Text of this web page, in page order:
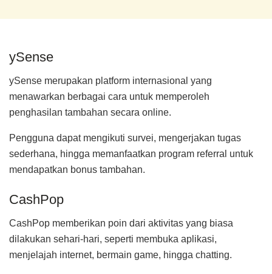
ySense
ySense merupakan platform internasional yang
menawarkan berbagai cara untuk memperoleh
penghasilan tambahan secara online.
Pengguna dapat mengikuti survei, mengerjakan tugas
sederhana, hingga memanfaatkan program referral untuk
mendapatkan bonus tambahan.
CashPop
CashPop memberikan poin dari aktivitas yang biasa
dilakukan sehari-hari, seperti membuka aplikasi,
menjelajah internet, bermain game, hingga chatting.